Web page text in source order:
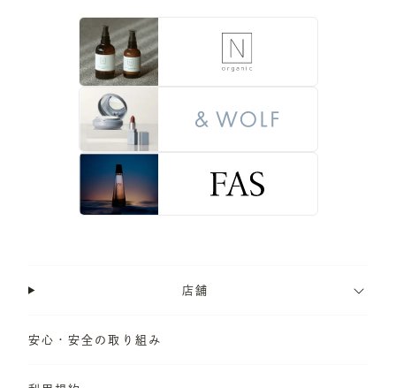
店舗
安心・安全の取り組み